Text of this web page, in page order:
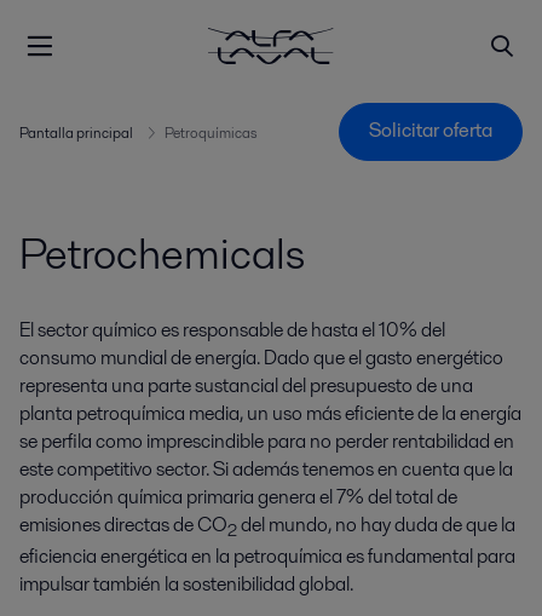
Pantalla principal Petroquímicas Solicitar oferta
Petrochemicals
El sector químico es responsable de hasta el 10% del
consumo mundial de energía. Dado que el gasto energético
representa una parte sustancial del presupuesto de una
planta petroquímica media, un uso más eficiente de la energía
se perfila como imprescindible para no perder rentabilidad en
este competitivo sector. Si además tenemos en cuenta que la
producción química primaria genera el 7% del total de
emisiones directas de CO2del mundo, no hay duda de que la
eficiencia energética en la petroquímica es fundamental para
impulsar también la sostenibilidad global.